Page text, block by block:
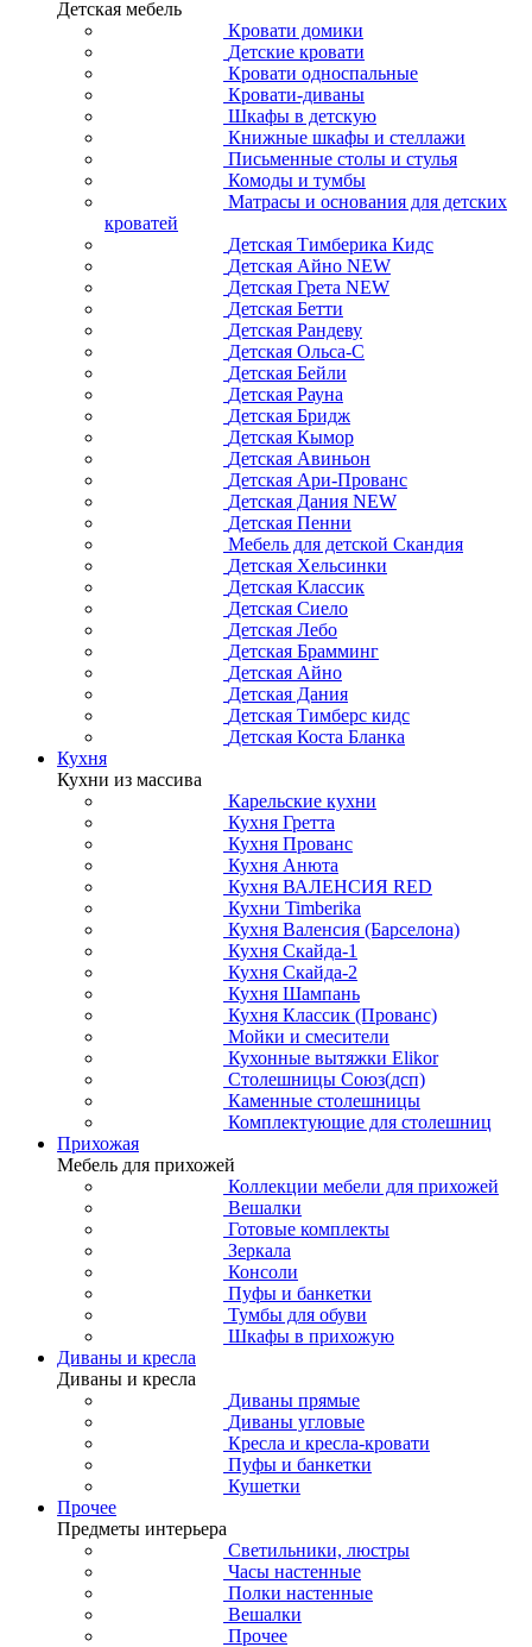
Детская мебель
Кровати домики
Детские кровати
Кровати односпальные
Кровати-диваны
Шкафы в детскую
Книжные шкафы и стеллажи
Письменные столы и стулья
Комоды и тумбы
Матрасы и основания для детских
кроватей
Детская Тимберика Кидс
Детская Айно NEW
Детская Грета NEW
Детская Бетти
Детская Рандеву
Детская Ольса-С
Детская Бейли
Детская Рауна
Детская Бридж
Детская Кымор
Детская Авиньон
Детская Ари-Прованс
Детская Дания NEW
Детская Пенни
Мебель для детской Скандия
Детская Хельсинки
Детская Классик
Детская Сиело
Детская Лебо
Детская Брамминг
Детская Айно
Детская Дания
Детская Тимберс кидс
Детская Коста Бланка
Кухня
Кухни из массива
Карельские кухни
Кухня Гретта
Кухня Прованс
Кухня Анюта
Кухня ВАЛЕНСИЯ RED
Кухни Timberika
Кухня Валенсия (Барселона)
Кухня Скайда-1
Кухня Скайда-2
Кухня Шампань
Кухня Классик (Прованс)
Мойки и смесители
Кухонные вытяжки Elikor
Столешницы Союз(дсп)
Каменные столешницы
Комплектующие для столешниц
Прихожая
Мебель для прихожей
Коллекции мебели для прихожей
Вешалки
Готовые комплекты
Зеркала
Консоли
Пуфы и банкетки
Тумбы для обуви
Шкафы в прихожую
Диваны и кресла
Диваны и кресла
Диваны прямые
Диваны угловые
Кресла и кресла-кровати
Пуфы и банкетки
Кушетки
Прочее
Предметы интерьера
Светильники, люстры
Часы настенные
Полки настенные
Вешалки
Прочее